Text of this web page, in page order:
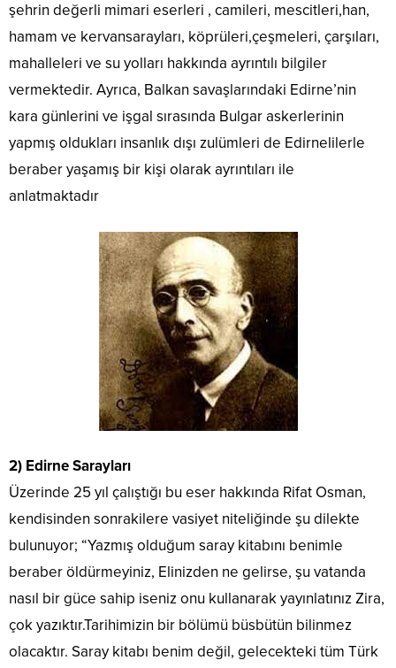
şehrin değerli mimari eserleri , camileri, mescitleri,han,
hamam ve kervansarayları, köprüleri,çeşmeleri, çarşıları,
mahalleleri ve su yolları hakkında ayrıntılı bilgiler
vermektedir. Ayrıca, Balkan savaşlarındaki Edirne’nin
kara günlerini ve işgal sırasında Bulgar askerlerinin
yapmış oldukları insanlık dışı zulümleri de Edirnelilerle
beraber yaşamış bir kişi olarak ayrıntıları ile
anlatmaktadır
2) Edirne Sarayları
Üzerinde 25 yıl çalıştığı bu eser hakkında Rifat Osman,
kendisinden sonrakilere vasiyet niteliğinde şu dilekte
bulunuyor; “Yazmış olduğum saray kitabını benimle
beraber öldürmeyiniz, Elinizden ne gelirse, şu vatanda
nasıl bir güce sahip iseniz onu kullanarak yayınlatınız Zira,
çok yazıktır.Tarihimizin bir bölümü büsbütün bilinmez
olacaktır. Saray kitabı benim değil, gelecekteki tüm Türk